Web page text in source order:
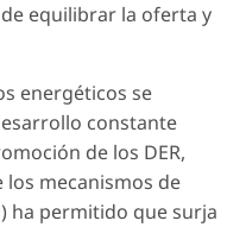
equilibrar la oferta y
energéticos se
constante
de los DER,
mecanismos de
ha permitido que surja